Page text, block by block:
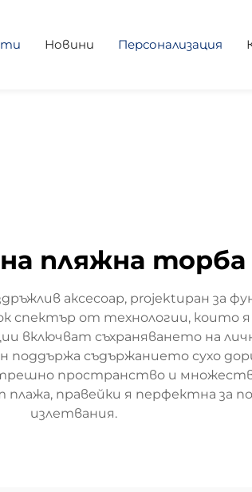
Новини Персонализация
пляжна торба
аксесоар, projektиран за
спектър от технологии, които
съхраняването на
съдържанието сухо
пространство и
правейки я перфектна за
излетвания.